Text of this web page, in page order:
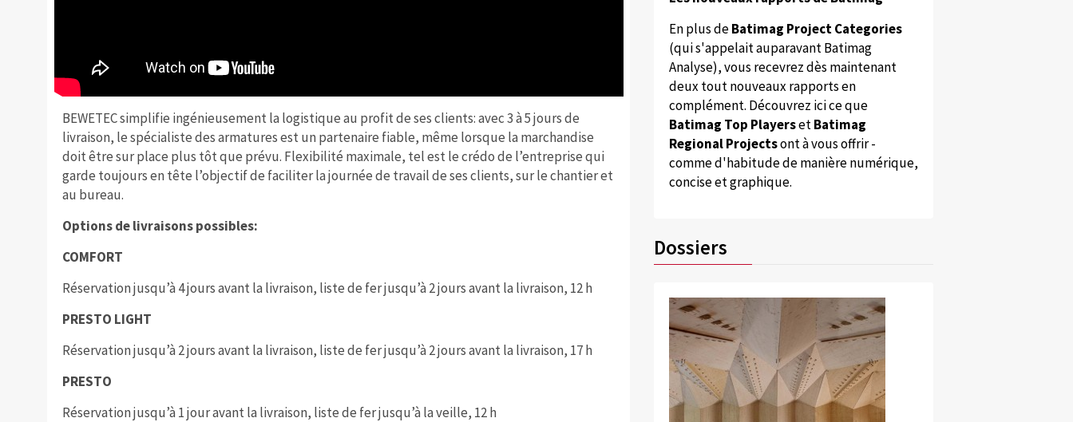
BEWETEC simplifie ingénieusement la logistique au profit de ses clients: avec 3 à 5 jours de
livraison, le spécialiste des armatures est un partenaire fiable, même lorsque la marchandise
doit être sur place plus tôt que prévu. Flexibilité maximale, tel est le crédo de l’entreprise qui
garde toujours en tête l’objectif de faciliter la journée de travail de ses clients, sur le chantier et
au bureau.
Options de livraisons possibles:
COMFORT
Réservation jusqu’à 4 jours avant la livraison, liste de fer jusqu’à 2 jours avant la livraison, 12 h
PRESTO LIGHT
Réservation jusqu’à 2 jours avant la livraison, liste de fer jusqu’à 2 jours avant la livraison, 17 h
PRESTO
Réservation jusqu’à 1 jour avant la livraison, liste de fer jusqu’à la veille, 12 h
En plus deBatimag Project Categories
(qui s'appelait auparavant Batimag
Analyse), vous recevrez dès maintenant
deux tout nouveaux rapports en
complément. Découvrez ici ce que
Batimag Top PlayersetBatimag
Regional Projectsont à vous offrir -
comme d'habitude de manière numérique,
concise et graphique.
Dossiers